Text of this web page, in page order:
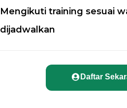
Mengikuti training sesuai
dijadwalkan
Daftar